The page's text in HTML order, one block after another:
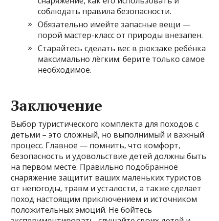
соблюдать правила безопасности.
Обязательно имейте запасные вещи —
порой мастер-класс от природы внезапен.
Старайтесь сделать вес в рюкзаке ребёнка
максимально лёгким: берите только самое
необходимое.
Заключение
Выбор туристического комплекта для походов с
детьми – это сложный, но выполнимый и важный
процесс. Главное — помнить, что комфорт,
безопасность и удовольствие детей должны быть
на первом месте. Правильно подобранное
снаряжение защитит ваших маленьких туристов
от непогоды, травм и усталости, а также сделает
поход настоящим приключением и источником
положительных эмоций. Не бойтесь